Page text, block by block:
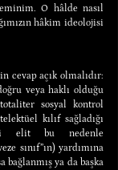
O hâlde nasıl
hâkim ideolojisi
cevap açık olmalıdır:
veya haklı olduğu
sosyal kontrol
kılıf sağladığı
elit bu nedenle
sınıf”ın) yardımına
bağlanmış ya da başka